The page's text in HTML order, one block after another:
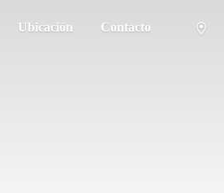
Ubicación Contacto